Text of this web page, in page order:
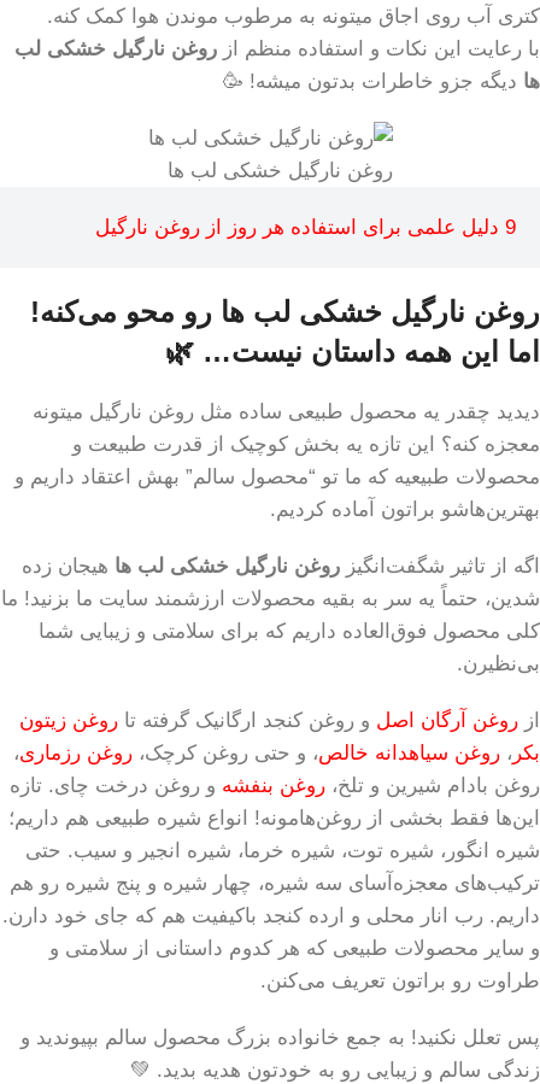
کتری آب روی اجاق میتونه به مرطوب موندن هوا کمک کنه.
با رعایت این نکات و استفاده منظم از روغن نارگیل خشکی لب
ها دیگه جزو خاطرات بدتون میشه! 🥳
روغن نارگیل خشکی لب ها
9 دلیل علمی برای استفاده هر روز از روغن نارگیل
روغن نارگیل خشکی لب ها رو محو می‌کنه!
اما این همه داستان نیست… 🌿
دیدید چقدر یه محصول طبیعی ساده مثل روغن نارگیل میتونه
معجزه کنه؟ این تازه یه بخش کوچیک از قدرت طبیعت و
محصولات طبیعیه که ما تو “محصول سالم” بهش اعتقاد داریم و
بهترین‌هاشو براتون آماده کردیم.
اگه از تاثیر شگفت‌انگیز روغن نارگیل خشکی لب ها هیجان زده
شدین، حتماً یه سر به بقیه محصولات ارزشمند سایت ما بزنید! ما
کلی محصول فوق‌العاده داریم که برای سلامتی و زیبایی شما
بی‌نظیرن.
از روغن آرگان اصل و روغن کنجد ارگانیک گرفته تا روغن زیتون
بکر ، روغن سیاهدانه خالص، و حتی روغن کرچک، روغن رزماری،
روغن بادام شیرین و تلخ، روغن بنفشه و روغن درخت چای. تازه
این‌ها فقط بخشی از روغن‌هامونه! انواع شیره طبیعی هم داریم؛
شیره انگور، شیره توت، شیره خرما، شیره انجیر و سیب. حتی
ترکیب‌های معجزه‌آسای سه شیره، چهار شیره و پنج شیره رو هم
داریم. رب انار محلی و ارده کنجد باکیفیت هم که جای خود دارن.
و سایر محصولات طبیعی که هر کدوم داستانی از سلامتی و
طراوت رو براتون تعریف می‌کنن.
پس تعلل نکنید! به جمع خانواده بزرگ محصول سالم بپیوندید و
زندگی سالم و زیبایی رو به خودتون هدیه بدید. 💚